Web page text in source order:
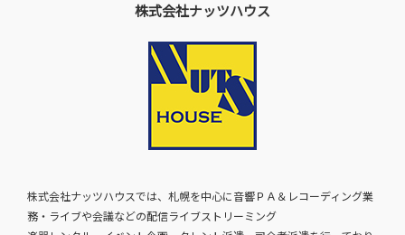
株式会社ナッツハウス
株式会社ナッツハウスでは、札幌を中心に音響ＰＡ＆レコーディング業
務・ライブや会議などの配信ライブストリーミング